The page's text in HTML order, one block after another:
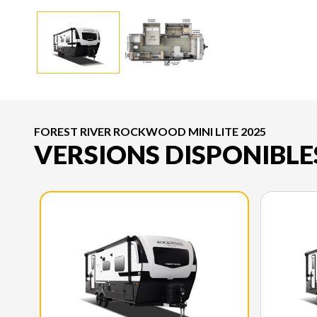
FOREST RIVER ROCKWOOD MINI LITE 2025
VERSIONS